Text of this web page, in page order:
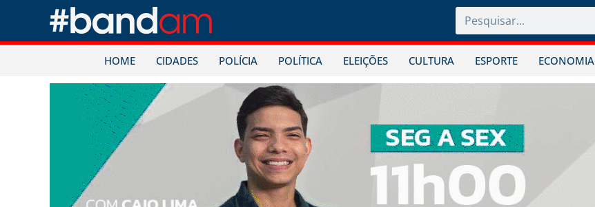
HOME CIDADES POLÍCIA POLÍTICA ELEIÇÕES CULTURA ESPORTE ECONOMIA